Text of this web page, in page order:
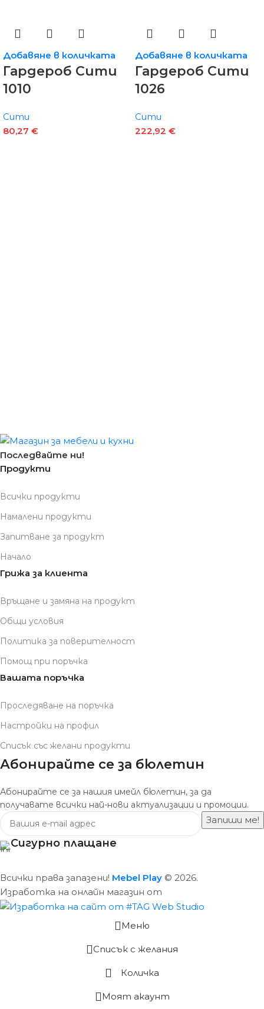
Добавяне в количката
Гардероб Сити
1010
Сити
80,27 €
Добавяне в количката
Гардероб Сити
1026
Сити
222,92 €
Последвайте ни!
Продукти
Всички продукти
Намалени продукти
Запитване за продукт
Начало
Грижа за клиента
Връщане и замяна на продукт
Общи условия
Политика за поверителност
Помощ при поръчка
Вашата поръчка
Проследяване на поръчка
Настройки на профил
Списък със желани продукти
Абонирайте се за бюлетин
Абонирайте се за нашия имейл бюлетин, за да
получавате всички най-нови актуализации и промоции.
Сигурно плащане
Всички права запазени! Mebel Play © 2026.
Изработка на онлайн магазин от
Меню
Списък с желания
Количка
Моят акаунт